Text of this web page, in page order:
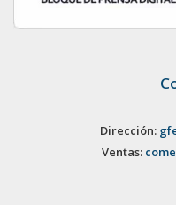
Dirección:
Ventas: